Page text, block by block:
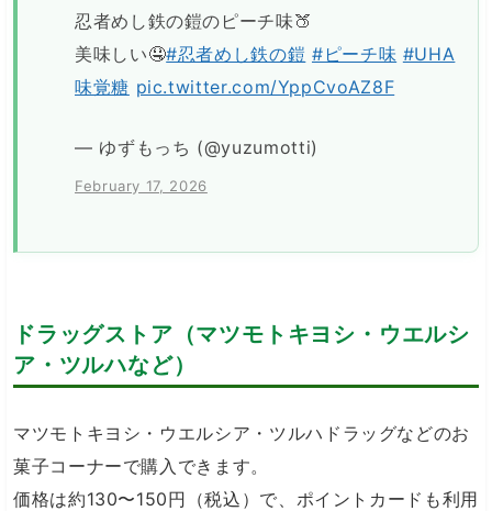
忍者めし鉄の鎧のピーチ味🍑
美味しい🤤#忍者めし鉄の鎧 #ピーチ味 #UHA
味覚糖 pic.twitter.com/YppCvoAZ8F
— ゆずもっち (@yuzumotti)
February 17, 2026
ドラッグストア（マツモトキヨシ・ウエルシ
ア・ツルハなど）
マツモトキヨシ・ウエルシア・ツルハドラッグなどのお
菓子コーナーで購入できます。
価格は約130〜150円（税込）で、ポイントカードも利用